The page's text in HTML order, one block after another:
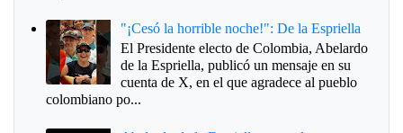
"¡Cesó la horrible noche!": De la Espriella
El Presidente electo de Colombia, Abelardo
de la Espriella, publicó un mensaje en su
cuenta de X, en el que agradece al pueblo
colombiano po...